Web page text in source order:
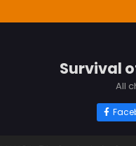
Survival
All